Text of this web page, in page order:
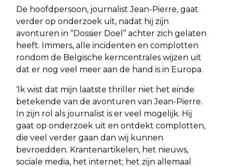
De hoofdpersoon, journalist Jean-Pierre, gaat
verder op onderzoek uit, nadat hij zijn
avonturen in “Dossier Doel” achter zich gelaten
heeft. Immers, alle incidenten en complotten
rondom de Belgische kerncentrales wijzen uit
dat er nog veel meer aan de hand is in Europa.
‘Ik wist dat mijn laatste thriller niet het einde
betekende van de avonturen van Jean-Pierre.
In zijn rol als journalist is er veel mogelijk. Hij
gaat op onderzoek uit en ontdekt complotten,
die veel verder gaan dan wij kunnen
bevroedden. Krantenartikelen, het nieuws,
sociale media, het internet; het zijn allemaal